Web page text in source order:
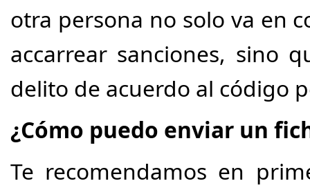
otra persona no solo va en
accarrear sanciones, sino
delito de acuerdo al código
¿Cómo puedo enviar un
Te recomendamos en